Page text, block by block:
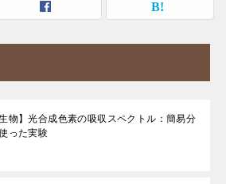
生物】光合成色素の吸収スペクトル：簡易分
った実験